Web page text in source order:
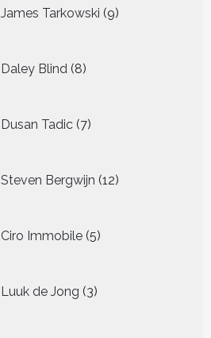
James Tarkowski 9
producten
Daley Blind 8
producten
Dusan Tadic 7
producten
Steven Bergwijn 12
producten
Ciro Immobile 5
producten
Luuk de Jong 3
producten